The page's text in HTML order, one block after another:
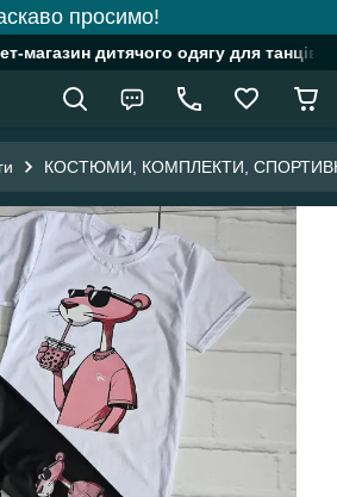
просимо!
магазин дитячого одягу для танців,
КОСТЮМИ, КОМПЛЕКТИ,